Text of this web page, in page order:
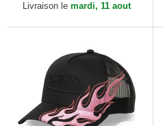
Livraison le mardi, 11 aout